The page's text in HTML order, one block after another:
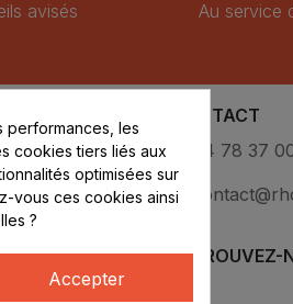
avisés
Au service
Mérieux
CONTACT
04 78 37
RETROUVEZ-
performances, les
cookies tiers liés aux
optimisées sur
vous ces cookies ainsi
?
Accepter